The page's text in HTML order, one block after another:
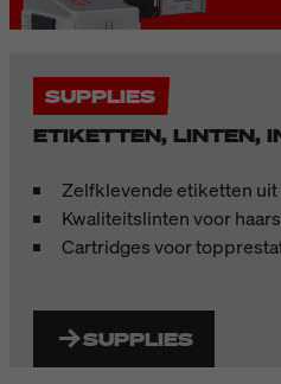
SUPPLIES
ETIKETTEN, LINTEN,
Zelfklevende etiketten
Kwaliteitslinten voor
Cartridges voor
SUPPLIES